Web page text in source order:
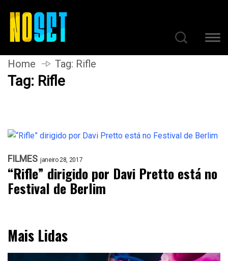
Home Tag: Rifle
Tag: Rifle
FILMES janeiro 28, 2017
“Rifle” dirigido por Davi Pretto está no
Festival de Berlim
Mais Lidas